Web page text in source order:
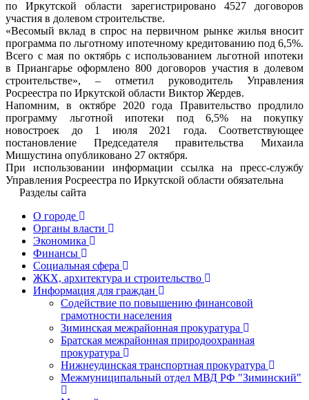
по Иркутской области зарегистрировано 4527 договоров
участия в долевом строительстве.
«Весомый вклад в спрос на первичном рынке жилья вносит
программа по льготному ипотечному кредитованию под 6,5%.
Всего с мая по октябрь с использованием льготной ипотеки
в Приангарье оформлено 800 договоров участия в долевом
строительстве», – отметил руководитель Управления
Росреестра по Иркутской области Виктор Жердев.
Напомним, в октябре 2020 года Правительство продлило
программу льготной ипотеки под 6,5% на покупку
новостроек до 1 июля 2021 года. Соответствующее
постановление Председателя правительства Михаила
Мишустина опубликовано 27 октября.
При использовании информации ссылка на пресс-службу
Управления Росреестра по Иркутской области обязательна
Разделы сайта
О городе
Органы власти
Экономика
Финансы
Социальная сфера
ЖКХ, архитектура и строительство
Информация для граждан
Содействие по повышению финансовой
грамотности населения
Зиминская межрайонная прокуратура
Братская межрайонная природоохранная
прокуратура
Нижнеудинская транспортная прокуратура
Межмуниципальный отдел МВД РФ "Зиминский"